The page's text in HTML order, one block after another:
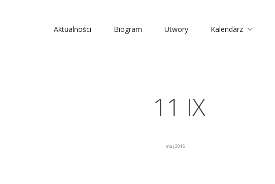
Aktualności Biogram Utwory Kalendarz
11 IX
maj 2016